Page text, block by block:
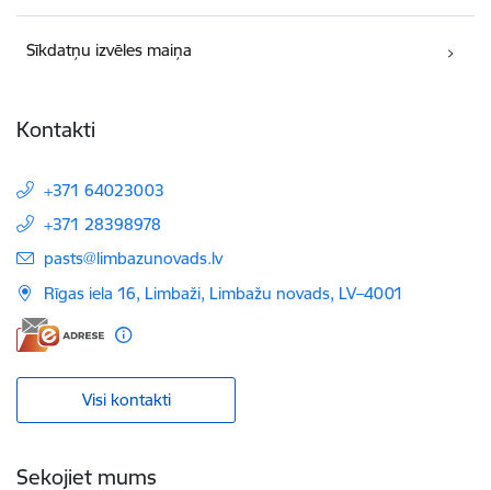
Sīkdatņu izvēles maiņa
Kontakti
+371 64023003
+371 28398978
E-pasts:
pasts@limbazunovads.lv
Rīgas iela 16, Limbaži, Limbažu novads, LV–4001
Visi kontakti
Sekojiet mums